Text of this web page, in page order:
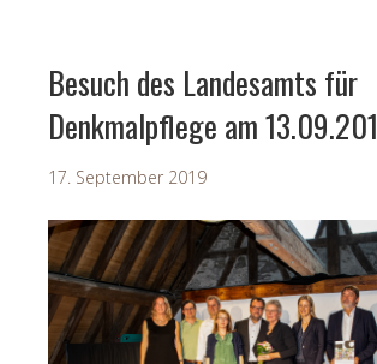
Besuch des Landesamts für
Denkmalpflege am
17. September 2019